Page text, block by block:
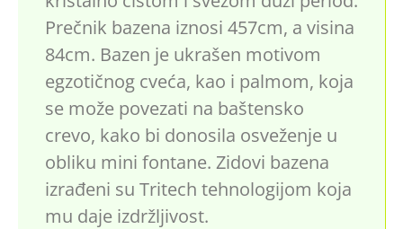
Prečnik bazena iznosi 457cm, a visina
84cm. Bazen je ukrašen motivom
egzotičnog cveća, kao i palmom, koja
se može povezati na baštensko
crevo, kako bi donosila osveženje u
obliku mini fontane. Zidovi bazena
izrađeni su Tritech tehnologijom koja
mu daje izdržljivost.